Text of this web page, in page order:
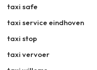
taxi safe
taxi service eindhoven
taxi stop
taxi vervoer